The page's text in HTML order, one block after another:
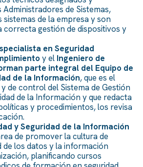
de Sistemas,
sistemas de la empresa y son
correcta gestión de dispositivos y
en Seguridad
y el Ingeniero de
parte integral del Equipo de
de la Información, que es el
de control del Sistema de Gestión
de la Información y que redacta
y procedimientos, los revisa
y Seguridad de la Información
de promover la cultura de
de los datos y la información
planificando cursos